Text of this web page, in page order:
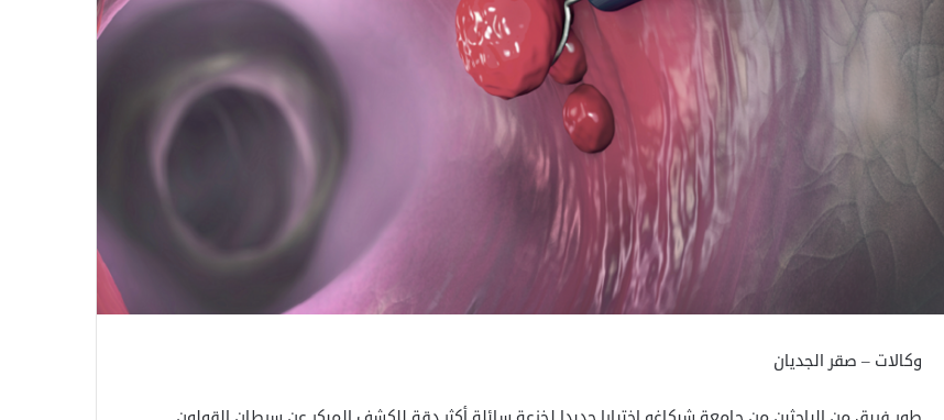
وكالات – صقر الجديان